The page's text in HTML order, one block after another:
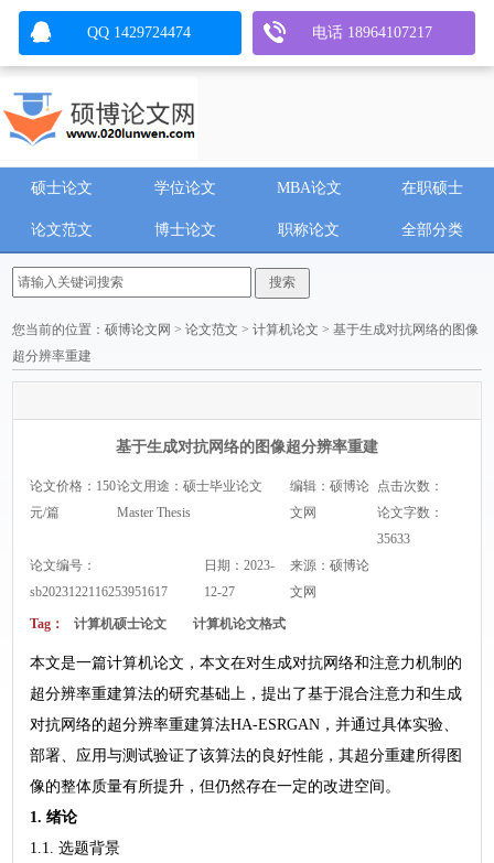
硕士论文 学位论文 MBA论文 在职硕士
论文范文 博士论文 职称论文 全部分类
您当前的位置：硕博论文网 >论文范文 >计算机论文 > 基于生成对抗网络的图像
超分辨率重建
基于生成对抗网络的图像超分辨率重建
论文价格：150
元/篇
论文用途：硕士毕业论文
Master Thesis
编辑：硕博论
文网
点击次数：
论文字数：
35633
论文编号：
sb2023122116253951617
日期：2023-
12-27
来源：硕博论
文网
Tag： 计算机硕士论文 计算机论文格式
本文是一篇计算机论文，本文在对生成对抗网络和注意力机制的
超分辨率重建算法的研究基础上，提出了基于混合注意力和生成
对抗网络的超分辨率重建算法HA-ESRGAN，并通过具体实验、
部署、应用与测试验证了该算法的良好性能，其超分重建所得图
像的整体质量有所提升，但仍然存在一定的改进空间。
1. 绪论
1.1. 选题背景
QQ 1429724474 电话 18964107217